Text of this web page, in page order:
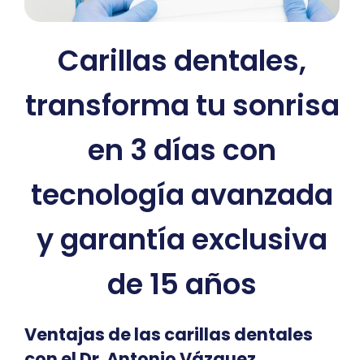
Carillas dentales,
transforma tu sonrisa
en 3 días con
tecnología avanzada
y garantía exclusiva
de 15 años
Ventajas de las carillas dentales